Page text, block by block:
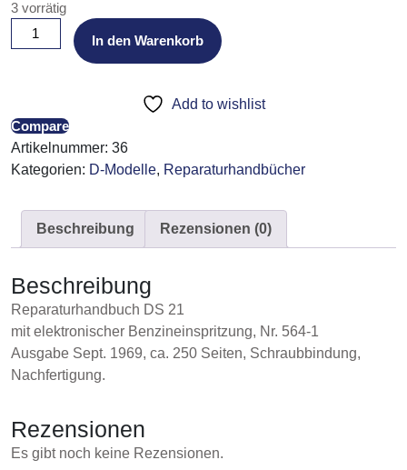
3 vorrätig
Citroën
DS
elektrischer
Benzineinspritzung
Menge
In den Warenkorb
Add to wishlist
Compare
Artikelnummer: 36
Kategorien: D-Modelle, Reparaturhandbücher
Beschreibung Rezensionen (0)
Beschreibung
Reparaturhandbuch DS 21
mit elektronischer Benzineinspritzung, Nr. 564-1
Ausgabe Sept. 1969, ca. 250 Seiten, Schraubbindung,
Nachfertigung.
Rezensionen
Es gibt noch keine Rezensionen.